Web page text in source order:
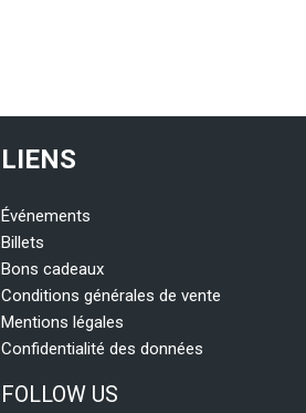
LIENS
Événements
Billets
Bons cadeaux
Conditions générales de vente
Mentions légales
Confidentialité des données
FOLLOW US